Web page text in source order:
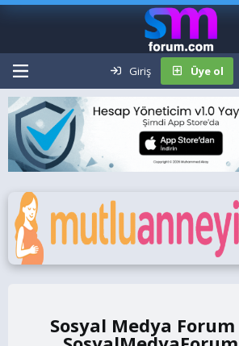
Giriş Üye ol
Sosyal Medya